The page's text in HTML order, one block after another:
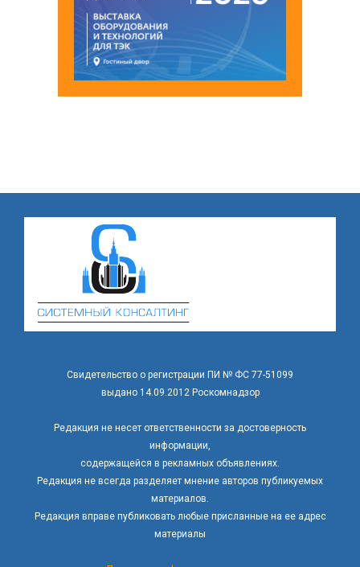
Свидетельство о регистрации ПИ № ФС 77-51099
выдано 14.09.2012 Роскомнадзор
Редакция не несет ответственности за достоверность
информации,
содержащейся в рекламных объявлениях.
Редакция не всегда разделяет мнение авторов публикуемых
материалов.
Редакция вправе публиковать любые присланные на ее адрес
материалы